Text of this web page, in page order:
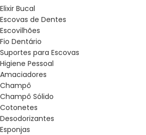
Elixir Bucal
Escovas de Dentes
Escovilhões
Fio Dentário
Suportes para Escovas
Higiene Pessoal
Amaciadores
Champô
Champô Sólido
Cotonetes
Desodorizantes
Esponjas